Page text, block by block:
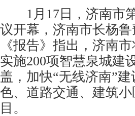
1月17日，济南市第
议开幕，济南市长杨
《报告》指出，济南
实施200项智慧泉城建
盖，加快“无线济南”
色、道路交通、建筑
目。